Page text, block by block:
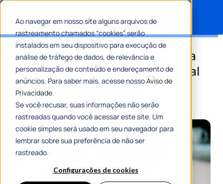
Ao navegar em nosso site alguns arquivos de
rastreamento chamados “cookies” serão
instalados em seu dispositivo para execução de
análise de tráfego de dados, de relevância e
personalização de conteúdo e endereçamento de
anúncios. Para saber mais, acesse nossoAviso de
Privacidade.
Se você recusar, suas informações não serão
rastreadas quando você acessar este site. Um
cookie simples será usado em seu navegador para
lembrar sobre sua preferência de não ser
rastreado.
Configurações de cookies
Entenda os principais fatores da
previsão orçamentária municipal
PorGustavo Andrade
10 Min De Leitura